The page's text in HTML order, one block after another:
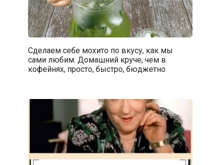
Сделаем себе мохито по вкусу, как мы
сами любим. Домашний круче, чем в
кофейнях, просто, быстро, бюджетно